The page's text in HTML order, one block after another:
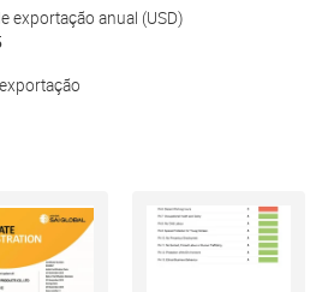
exportação anual (USD)